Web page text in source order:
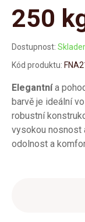
250
Dostupnost:
Kód produktu:
Elegantnía
barvě je ideální
robustní
vysokou nosnost
odolnost a